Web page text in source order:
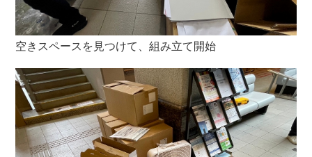
空きスペースを見つけて、組み立て開始